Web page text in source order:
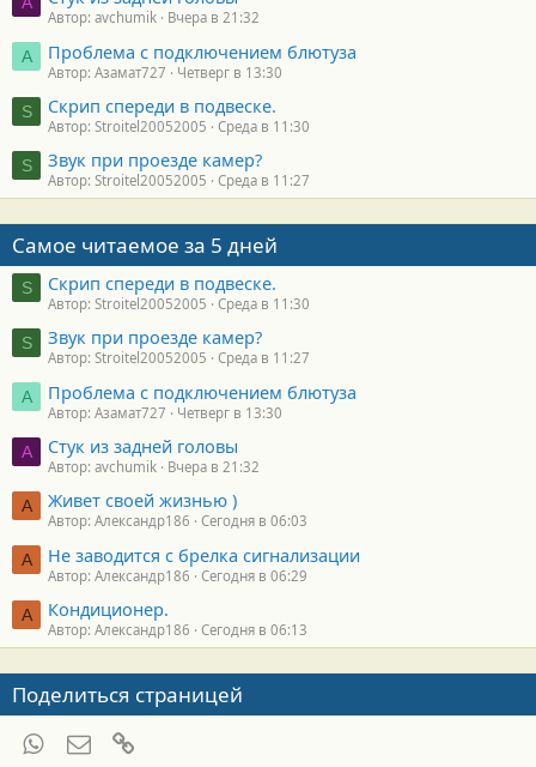
Автор: avchumik Вчера в 21:32
А Проблема с подключением блютуза
Автор: Азамат727 Четверг в 13:30
S Скрип спереди в подвеске.
Автор: Stroitel20052005 Среда в 11:30
S Звук при проезде камер?
Автор: Stroitel20052005 Среда в 11:27
Самое читаемое за 5 дней
S Скрип спереди в подвеске.
Автор: Stroitel20052005 Среда в 11:30
S Звук при проезде камер?
Автор: Stroitel20052005 Среда в 11:27
А Проблема с подключением блютуза
Автор: Азамат727 Четверг в 13:30
A Стук из задней головы
Автор: avchumik Вчера в 21:32
А Живет своей жизнью )
Автор: Александр186 Сегодня в 06:03
А Не заводится с брелка сигнализации
Автор: Александр186 Сегодня в 06:29
А Кондиционер.
Автор: Александр186 Сегодня в 06:13
Поделиться страницей
WhatsAppЭлектронная почта